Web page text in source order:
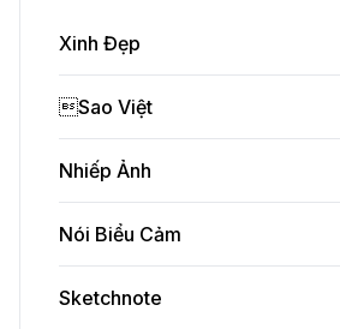
Xinh Đẹp
Sao Việt
Nhiếp Ảnh
Nói Biểu Cảm
Sketchnote